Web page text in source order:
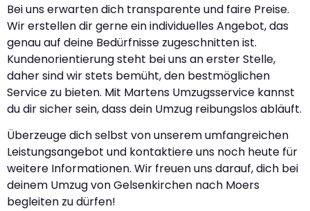
Bei uns erwarten dich transparente und faire Preise.
Wir erstellen dir gerne ein individuelles Angebot, das
genau auf deine Bedürfnisse zugeschnitten ist.
Kundenorientierung steht bei uns an erster Stelle,
daher sind wir stets bemüht, den bestmöglichen
Service zu bieten. Mit Martens Umzugsservice kannst
du dir sicher sein, dass dein Umzug reibungslos abläuft.
Überzeuge dich selbst von unserem umfangreichen
Leistungsangebot und kontaktiere uns noch heute für
weitere Informationen. Wir freuen uns darauf, dich bei
deinem Umzug von Gelsenkirchen nach Moers
begleiten zu dürfen!